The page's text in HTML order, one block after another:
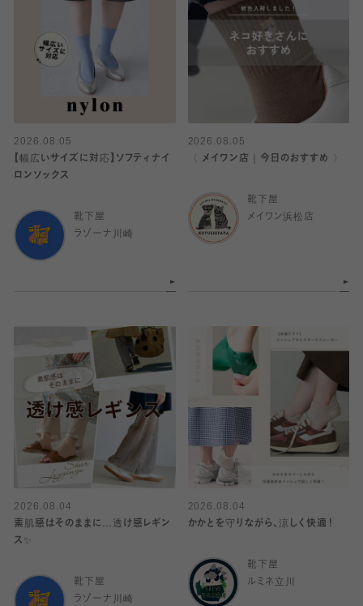
2026.08.05
【幅広いサイズに対応】ソフティナイ
ロンソックス
靴下屋
ラゾーナ川崎
2026.08.05
〈 メイワン店｜今日のおすすめ 〉
靴下屋
メイワン浜松店
2026.08.04
素肌感はそのままに…透け感レギン
ス✨
靴下屋
ラゾーナ川崎
2026.08.04
かかとを守りながら、涼しく快適！
靴下屋
ルミネ立川